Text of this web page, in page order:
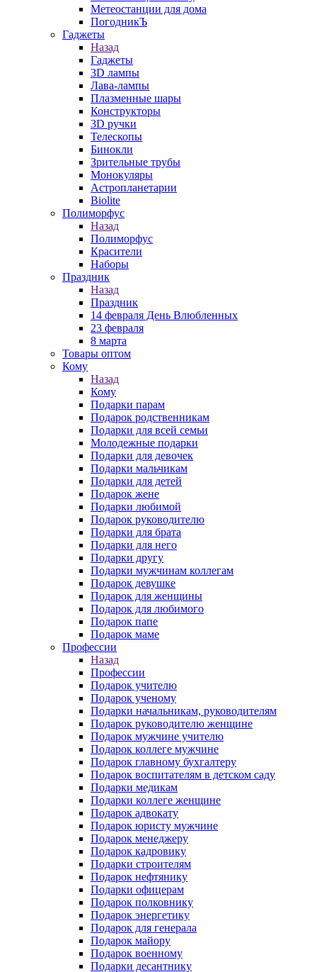
Метеостанции для дома
ПогодникЪ
Гаджеты
Назад
Гаджеты
3D лампы
Лава-лампы
Плазменные шары
Конструкторы
3D ручки
Телескопы
Бинокли
Зрительные трубы
Монокуляры
Астропланетарии
Biolite
Полиморфус
Назад
Полиморфус
Красители
Наборы
Праздник
Назад
Праздник
14 февраля День Влюбленных
23 февраля
8 марта
Товары оптом
Кому
Назад
Кому
Подарки парам
Подарок родственникам
Подарки для всей семьи
Молодежные подарки
Подарки для девочек
Подарки мальчикам
Подарки для детей
Подарок жене
Подарки любимой
Подарок руководителю
Подарки для брата
Подарки для него
Подарки другу
Подарки мужчинам коллегам
Подарок девушке
Подарок для женщины
Подарок для любимого
Подарок папе
Подарок маме
Профессии
Назад
Профессии
Подарок учителю
Подарок ученому
Подарки начальникам, руководителям
Подарок руководителю женщине
Подарок мужчине учителю
Подарок коллеге мужчине
Подарок главному бухгалтеру
Подарок воспитателям в детском саду
Подарки медикам
Подарки коллеге женщине
Подарок адвокату
Подарок юристу мужчине
Подарок менеджеру
Подарок кадровику
Подарки строителям
Подарок нефтянику
Подарки офицерам
Подарок полковнику
Подарок энергетику
Подарок для генерала
Подарок майору
Подарок военному
Подарки десантнику